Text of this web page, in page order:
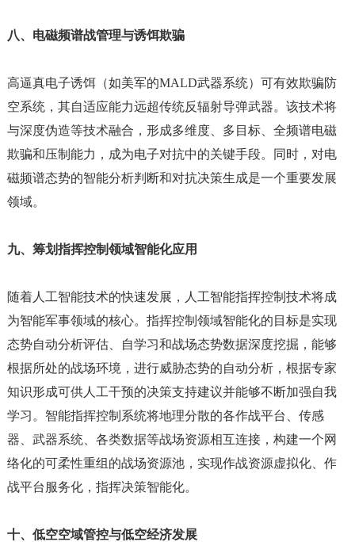
八、电磁频谱战管理与诱饵欺骗
高逼真电子诱饵（如美军的MALD武器系统）可有效欺骗防
空系统，其自适应能力远超传统反辐射导弹武器。该技术将
与深度伪造等技术融合，形成多维度、多目标、全频谱电磁
欺骗和压制能力，成为电子对抗中的关键手段。同时，对电
磁频谱态势的智能分析判断和对抗决策生成是一个重要发展
领域。
九、筹划指挥控制领域智能化应用
随着人工智能技术的快速发展，人工智能指挥控制技术将成
为智能军事领域的核心。指挥控制领域智能化的目标是实现
态势自动分析评估、自学习和战场态势数据深度挖掘，能够
根据所处的战场环境，进行威胁态势的自动分析，根据专家
知识形成可供人工干预的决策支持建议并能够不断加强自我
学习。智能指挥控制系统将地理分散的各作战平台、传感
器、武器系统、各类数据等战场资源相互连接，构建一个网
络化的可柔性重组的战场资源池，实现作战资源虚拟化、作
战平台服务化，指挥决策智能化。
十、低空空域管控与低空经济发展